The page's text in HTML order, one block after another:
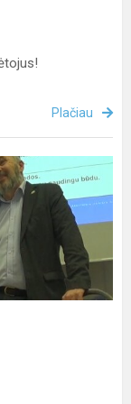
Plačiau